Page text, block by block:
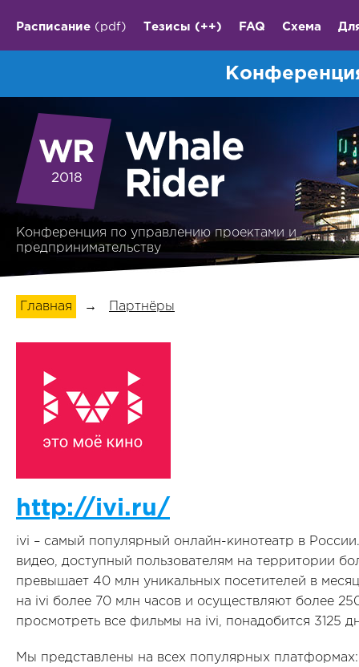
Расписание (pdf) Тезисы (++) FAQ Схема
2018
Конференция по управлению проектами и
предпринимательству
Главная → Партнёры
http://ivi.ru/
ivi – самый популярный онлайн-кинотеатр в
видео, доступный пользователям на территории
превышает 40 млн уникальных посетителей в
на ivi более 70 млн часов и осуществляют более
просмотреть все фильмы на ivi, понадобится 3125
Мы представлены на всех популярных